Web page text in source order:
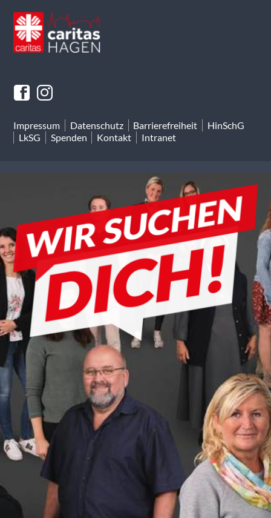
Impressum Datenschutz Barrierefreiheit
HinSchG
LkSG
Spenden Kontakt Intranet